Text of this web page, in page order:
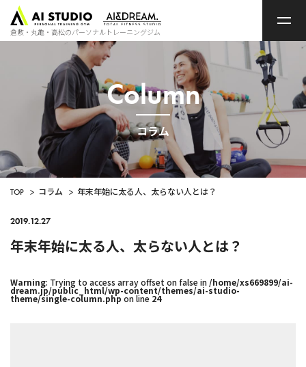
ッ
ペ
ー
ジ
倉敷・丸亀・高松のパーソナルトレーニングジム
Column
コラム
TOP > コラム > 年末年始に太る人、太らない人とは？
2019.12.27
年末年始に太る人、太らない人とは？
Warning: Trying to access array offset on false in /home/xs669899/ai-
dream.jp/public_html/wp-content/themes/ai-studio-
theme/single-column.php on line 24